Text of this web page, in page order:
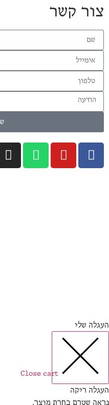
צור קשר
שלי
Close cart
ריקה
שטרם בחרת מוצר.